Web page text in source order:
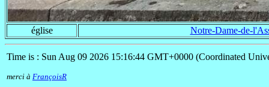
église Notre-Dame-de-
Time is : Sun Aug 09 2026 15:16:44 GMT+0000 (Coordinated
merci à FrançoisR